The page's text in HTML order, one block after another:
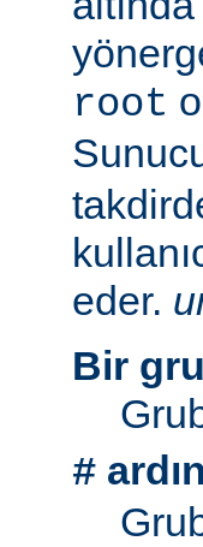
root
eder.
Bir
#